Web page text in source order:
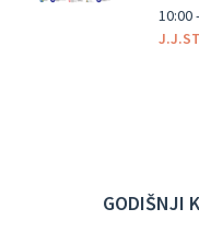
10:00
GODIŠNJI